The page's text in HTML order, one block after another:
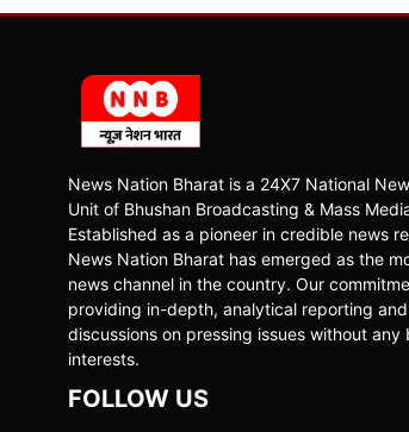
News Nation Bharat is a 24X7 National
Unit of Bhushan Broadcasting & Mass
Established as a pioneer in credible news
News Nation Bharat has emerged as the
news channel in the country. Our
providing in-depth, analytical reporting
discussions on pressing issues without any
interests.
FOLLOW US